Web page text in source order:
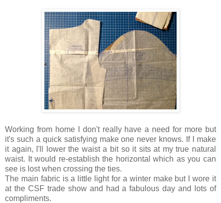
Working from home I don't really have a need for more but
it's such a quick satisfying make one never knows. If I make
it again, I'll lower the waist a bit so it sits at my true natural
waist. It would re-establish the horizontal which as you can
see is lost when crossing the ties.
The main fabric is a little light for a winter make but I wore it
at the CSF trade show and had a fabulous day and lots of
compliments.